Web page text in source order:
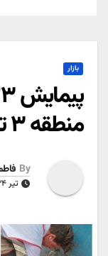
بازار
منطقه ۳ تهران
By
تیر ۲۴, ۱۴۰۴